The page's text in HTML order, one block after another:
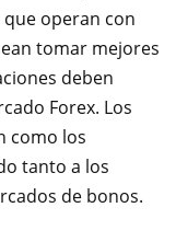
operan con
tomar mejores
deben
Forex. Los
como los
tanto a los
de bonos.